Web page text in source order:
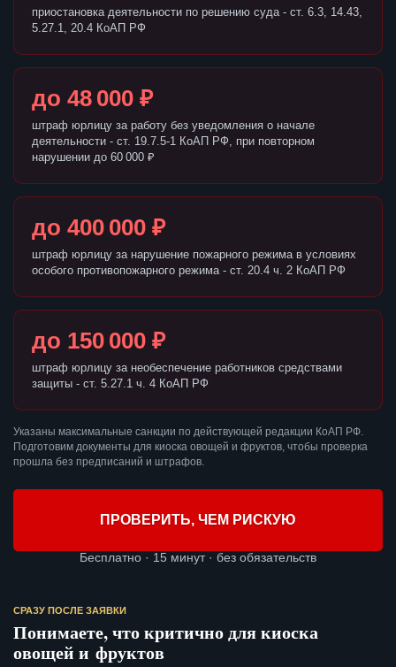
приостановка деятельности по решению суда - ст. 6.3, 14.43,
5.27.1, 20.4 КоАП РФ
до 48 000 ₽
штраф юрлицу за работу без уведомления о начале
деятельности - ст. 19.7.5-1 КоАП РФ, при повторном
нарушении до 60 000 ₽
до 400 000 ₽
штраф юрлицу за нарушение пожарного режима в условиях
особого противопожарного режима - ст. 20.4 ч. 2 КоАП РФ
до 150 000 ₽
штраф юрлицу за необеспечение работников средствами
защиты - ст. 5.27.1 ч. 4 КоАП РФ
Указаны максимальные санкции по действующей редакции КоАП РФ.
Подготовим документы для киоска овощей и фруктов, чтобы проверка
прошла без предписаний и штрафов.
ПРОВЕРИТЬ, ЧЕМ РИСКУЮ
Бесплатно · 15 минут · без обязательств
СРАЗУ ПОСЛЕ ЗАЯВКИ
Понимаете, что критично для киоска
овощей и фруктов